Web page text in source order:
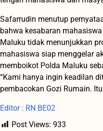
Safarrudin menutup
bahwa kesabaran
Maluku tidak menunjukkan
mahasiswa siap menggelar
memboikot Polda Maluku
“Kami hanya ingin keadilan
pembacokan Gozi Rumain.
Editor : RN BE02
Post Views: 933